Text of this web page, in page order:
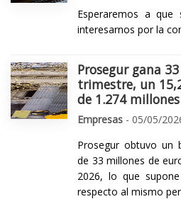
Esperaremos a
interesarnos por la
Prosegur gana
trimestre, un
de 1.274 millones
Empresas - 05/05/
Prosegur obtuvo un
de 33 millones de
2026, lo que
respecto al mismo